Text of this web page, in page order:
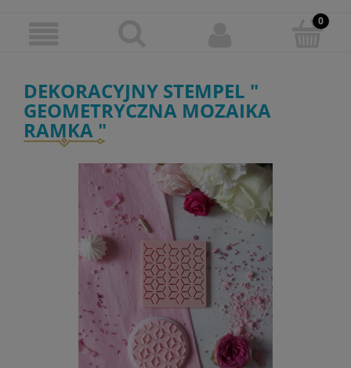
DEKORACYJNY STEMPEL "
GEOMETRYCZNA MOZAIKA
RAMKA "